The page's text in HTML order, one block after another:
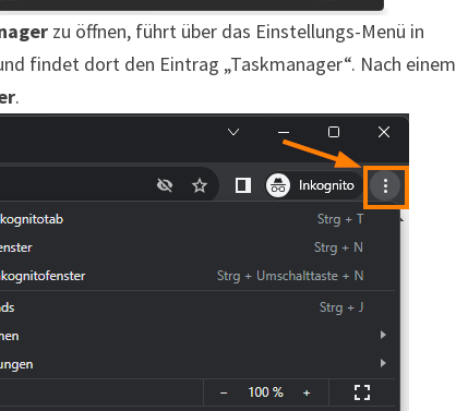
zu öffnen, führt über das Einstellungs-Menü in
findet dort den Eintrag „Taskmanager“. Nach einem
.